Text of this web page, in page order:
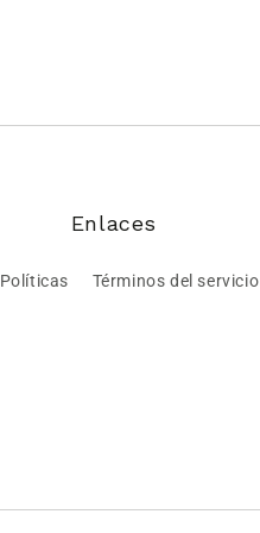
Enlaces
Políticas Términos del servicio